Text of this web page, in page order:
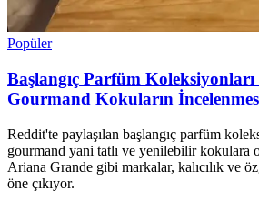
Popüler
Başlangıç Parfüm
Gourmand Kokuların
Reddit'te paylaşılan başlangıç parfüm
gourmand yani tatlı ve yenilebilir kokulara
Ariana Grande gibi markalar, kalıcılık ve
öne çıkıyor.